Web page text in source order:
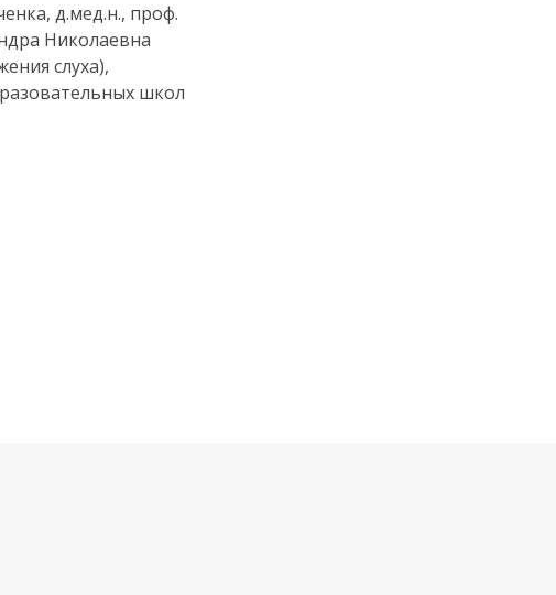
д.мед.н., проф.
Николаевна
слуха),
школ